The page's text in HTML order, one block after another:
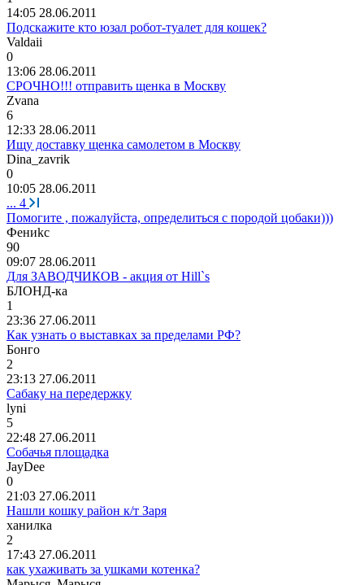
14:05 28.06.2011
Подскажите кто юзал робот-туалет для кошек?
Valdaii
0
13:06 28.06.2011
СРОЧНО!!! отправить щенка в Москву
Zvana
6
12:33 28.06.2011
Ищу доставку щенка самолетом в Москву
Dina_zavrik
0
10:05 28.06.2011
... 4
Помогите , пожалуйста, определиться с породой цобаки)))
Фeниkc
90
09:07 28.06.2011
Для ЗАВОДЧИКОВ - акция от Hill`s
БЛОНД-ка
1
23:36 27.06.2011
Как узнать о выставках за пределами РФ?
Бонго
2
23:13 27.06.2011
Сабаку на передержку
lyni
5
22:48 27.06.2011
Собачья площадка
JayDee
0
21:03 27.06.2011
Нашли кошку район к/т Заря
ханилка
2
17:43 27.06.2011
как ухаживать за ушками котенка?